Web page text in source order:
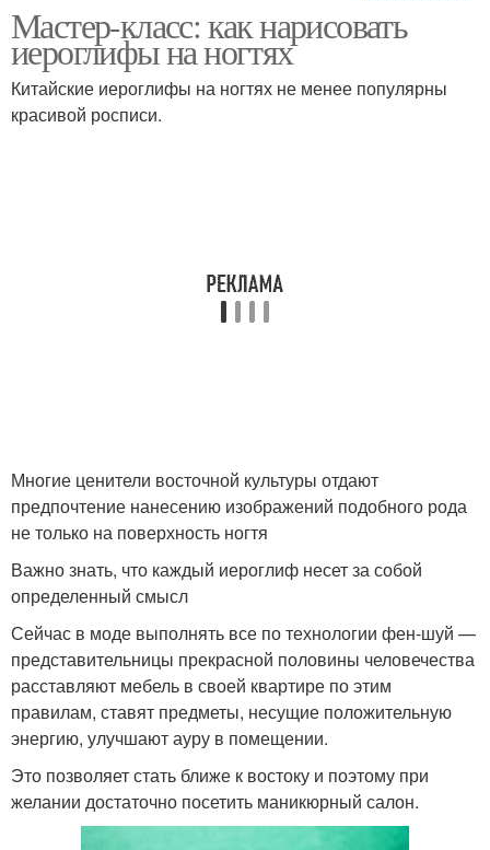
Маникюр в восточном
стиле
Иероглифы в стиле
Японские иероглифы
Комбинации с
иероглифами
Уникальный маникюр Китайские иероглифы
Иероглифы для
Мастер-класс: как нарисовать
иероглифы на ногтях
Китайские иероглифы на ногтях не менее популярны
красивой росписи.
Многие ценители восточной культуры отдают
предпочтение нанесению изображений подобного рода
не только на поверхность ногтя
Важно знать, что каждый иероглиф несет за собой
определенный смысл
Сейчас в моде выполнять все по технологии фен-шуй —
представительницы прекрасной половины человечества
расставляют мебель в своей квартире по этим
правилам, ставят предметы, несущие положительную
энергию, улучшают ауру в помещении.
Это позволяет стать ближе к востоку и поэтому при
желании достаточно посетить маникюрный салон.